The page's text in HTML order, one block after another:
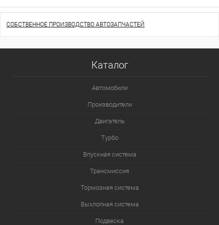
СОБСТВЕННОЕ ПРОИЗВОДСТВО АВТОЗАПЧАСТЕЙ
Каталог
Автомобили
Производители
Двигатель
Турбо
Впускная система
Трансмиссия
Тормозная система
Выхлопная система
Подвеска